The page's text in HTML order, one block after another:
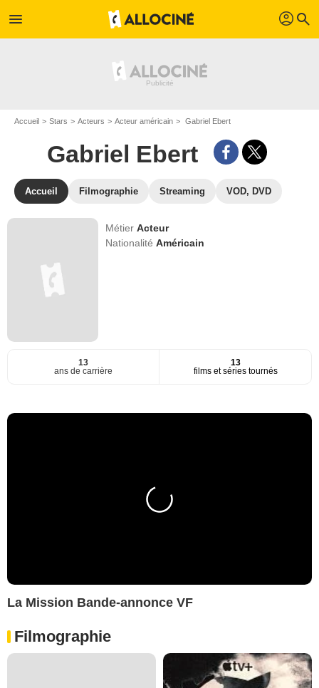
menu profil search
Accueil Stars Acteurs Acteur américain Gabriel Ebert
Gabriel Ebert
Accueil Filmographie Streaming VOD, DVD
MétierActeur
NationalitéAméricain
13
ans de carrière
13
films et séries tournés
La Mission Bande-annonce VF
Filmographie